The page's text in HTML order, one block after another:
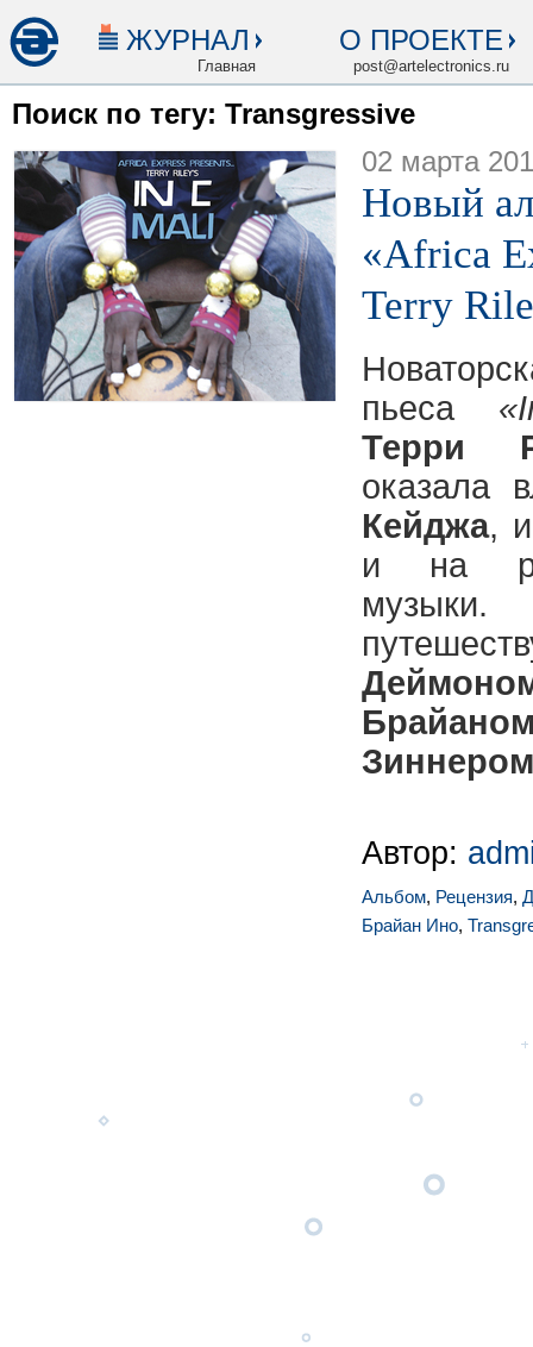
ЖУРНАЛ
Главная
О ПРОЕКТЕ
post@artelectronics.ru
Поиск по тегу: Transgressive
02 марта
Новый
«Africa
Terry
пьеса
Терри
оказала
Кейджа,
и на
Зиннером
Автор:
Альбом, Рецензия,
Брайан Ино,